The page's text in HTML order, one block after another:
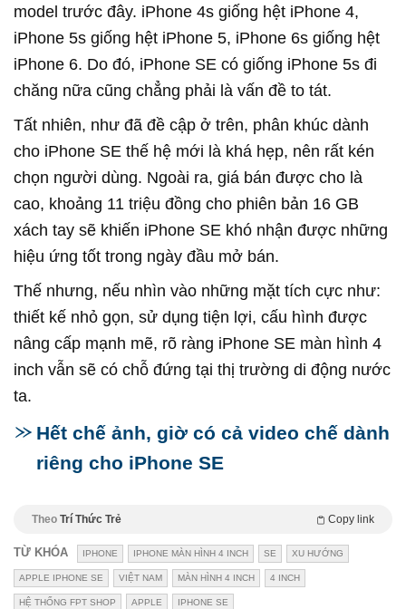
model trước đây. iPhone 4s giống hệt iPhone 4,
iPhone 5s giống hệt iPhone 5, iPhone 6s giống hệt
iPhone 6. Do đó, iPhone SE có giống iPhone 5s đi
chăng nữa cũng chẳng phải là vấn đề to tát.
Tất nhiên, như đã đề cập ở trên, phân khúc dành
cho iPhone SE thế hệ mới là khá hẹp, nên rất kén
chọn người dùng. Ngoài ra, giá bán được cho là
cao, khoảng 11 triệu đồng cho phiên bản 16 GB
xách tay sẽ khiến iPhone SE khó nhận được những
hiệu ứng tốt trong ngày đầu mở bán.
Thế nhưng, nếu nhìn vào những mặt tích cực như:
thiết kế nhỏ gọn, sử dụng tiện lợi, cấu hình được
nâng cấp mạnh mẽ, rõ ràng iPhone SE màn hình 4
inch vẫn sẽ có chỗ đứng tại thị trường di động nước
ta.
Hết chế ảnh, giờ có cả video chế dành
riêng cho iPhone SE
Theo Trí Thức Trẻ Copy link
TỪ KHÓA IPHONE IPHONE MÀN HÌNH 4 INCH SE XU HƯỚNG
APPLE IPHONE SE VIỆT NAM MÀN HÌNH 4 INCH 4 INCH
HỆ THỐNG FPT SHOP APPLE IPHONE SE